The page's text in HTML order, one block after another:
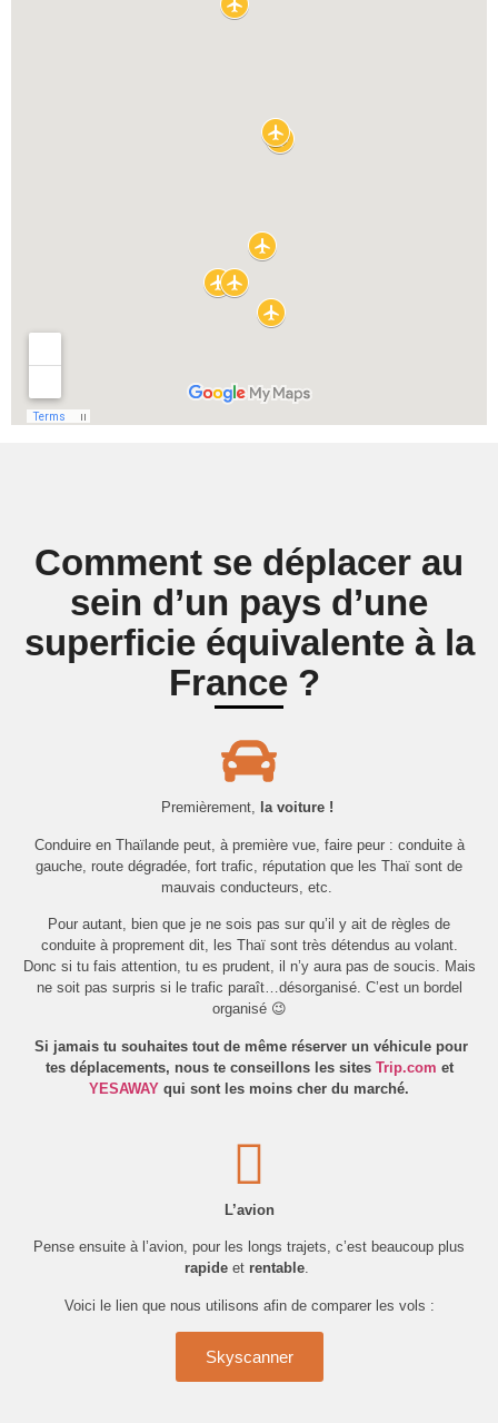
Comment se déplacer au
sein d’un pays d’une
superficie équivalente à la
France ?
Premièrement, la voiture !
Conduire en Thaïlande peut, à première vue, faire peur : conduite à
gauche, route dégradée, fort trafic, réputation que les Thaï sont de
mauvais conducteurs, etc.
Pour autant, bien que je ne sois pas sur qu’il y ait de règles de
conduite à proprement dit, les Thaï sont très détendus au volant.
Donc si tu fais attention, tu es prudent, il n’y aura pas de soucis. Mais
ne soit pas surpris si le trafic paraît…désorganisé. C’est un bordel
organisé 😉
Si jamais tu souhaites tout de même réserver un véhicule pour
tes déplacements, nous te conseillons les sites Trip.com et
YESAWAY qui sont les moins cher du marché.
L’avion
Pense ensuite à l’avion, pour les longs trajets, c’est beaucoup plus
rapide et rentable.
Voici le lien que nous utilisons afin de comparer les vols :
Skyscanner